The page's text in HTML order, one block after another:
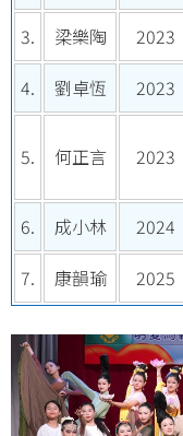
3. 梁樂陶 2023
4.
劉卓恆 2023
5. 何正言 2023
6.
成小林 2024
7.
康韻瑜 2025